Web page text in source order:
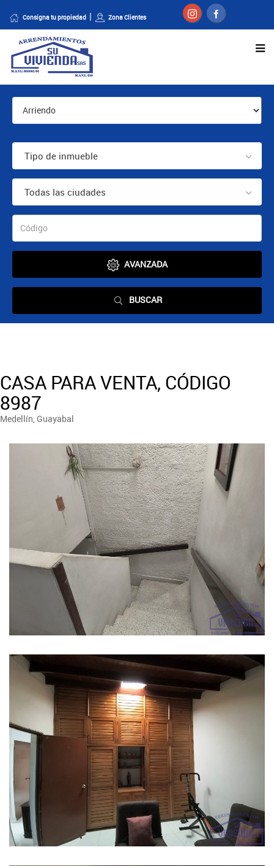
Consigna tu propiedad Zona Clientes
Tipo de inmueble
Todas las ciudades
AVANZADA
BUSCAR
CASA PARA VENTA, CÓDIGO
8987
Medellín, Guayabal